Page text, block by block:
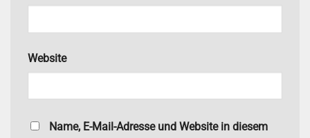
Website
Name, E-Mail-Adresse und Website in diesem